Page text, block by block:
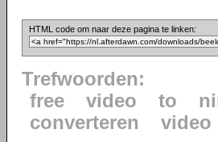
HTML code om naar deze pagina te linken:
Trefwoorden:
free
video to
converteren
video